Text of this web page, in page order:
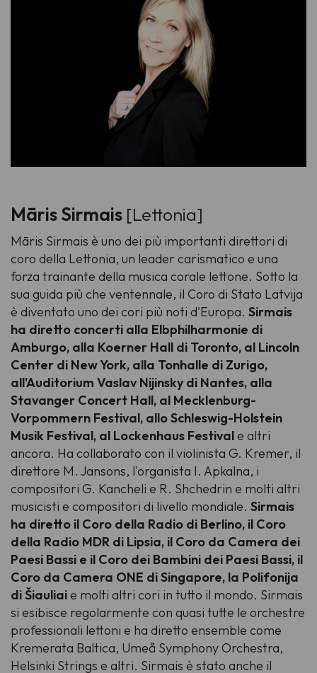
Māris Sirmais [Lettonia]
Māris Sirmais è uno dei più importanti direttori di
coro della Lettonia, un leader carismatico e una
forza trainante della musica corale lettone. Sotto la
sua guida più che ventennale, il Coro di Stato Latvija
è diventato uno dei cori più noti d'Europa. Sirmais
ha diretto concerti alla Elbphilharmonie di
Amburgo, alla Koerner Hall di Toronto, al Lincoln
Center di New York, alla Tonhalle di Zurigo,
all'Auditorium Vaslav Nijinsky di Nantes, alla
Stavanger Concert Hall, al Mecklenburg-
Vorpommern Festival, allo Schleswig-Holstein
Musik Festival, al Lockenhaus Festivale altri
ancora. Ha collaborato con il violinista G. Kremer, il
direttore M. Jansons, l'organista I. Apkalna, i
compositori G. Kancheli e R. Shchedrin e molti altri
musicisti e compositori di livello mondiale. Sirmais
ha diretto il Coro della Radio di Berlino, il Coro
della Radio MDR di Lipsia, il Coro da Camera dei
Paesi Bassi e il Coro dei Bambini dei Paesi Bassi, il
Coro da Camera ONE di Singapore, la Polifonija
di Šiauliaie molti altri cori in tutto il mondo. Sirmais
si esibisce regolarmente con quasi tutte le orchestre
professionali lettoni e ha diretto ensemble come
Kremerata Baltica, Umeå Symphony Orchestra,
Helsinki Strings e altri. Sirmais è stato anche il